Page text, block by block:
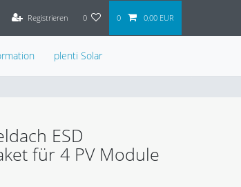
Registrieren 0 0 0,00 EUR
plenti Solar
ESD
für 4 PV Module